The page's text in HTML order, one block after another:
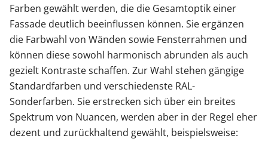
Carports
Anmelden / Registrieren
Kontakt / Hilfe
Farben gewählt werden, die die Gesamtoptik einer
Fassade deutlich beeinflussen können. Sie ergänzen
die Farbwahl von Wänden sowie Fensterrahmen und
können diese sowohl harmonisch abrunden als auch
gezielt Kontraste schaffen. Zur Wahl stehen gängige
Standardfarben und verschiedenste RAL-
Sonderfarben. Sie erstrecken sich über ein breites
Spektrum von Nuancen, werden aber in der Regel eher
dezent und zurückhaltend gewählt, beispielsweise: